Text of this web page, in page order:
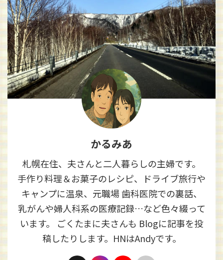
かるみあ
札幌在住、夫さんと二人暮らしの主婦です。
手作り料理＆お菓子のレシピ、ドライブ旅行や
キャンプに温泉、元職場 歯科医院での裏話、
乳がんや婦人科系の医療記録…など色々綴って
います。 ごくたまに夫さんも Blogに記事を投
稿したりします。HNはAndyです。